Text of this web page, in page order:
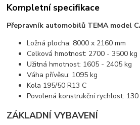
Kompletní specifikace
Přepravník automobilů TEMA model
Ložná plocha: 8000 x 2160 mm
Celková hmotnost: 2700 - 3500 kg
Užitná hmotnost: 1605 - 2405 kg
Váha přívěsu: 1095 kg
Kola 195/50 R13 C
Povolená konstrukční rychlost: 130
ZÁKLADNÍ VYBAVENÍ